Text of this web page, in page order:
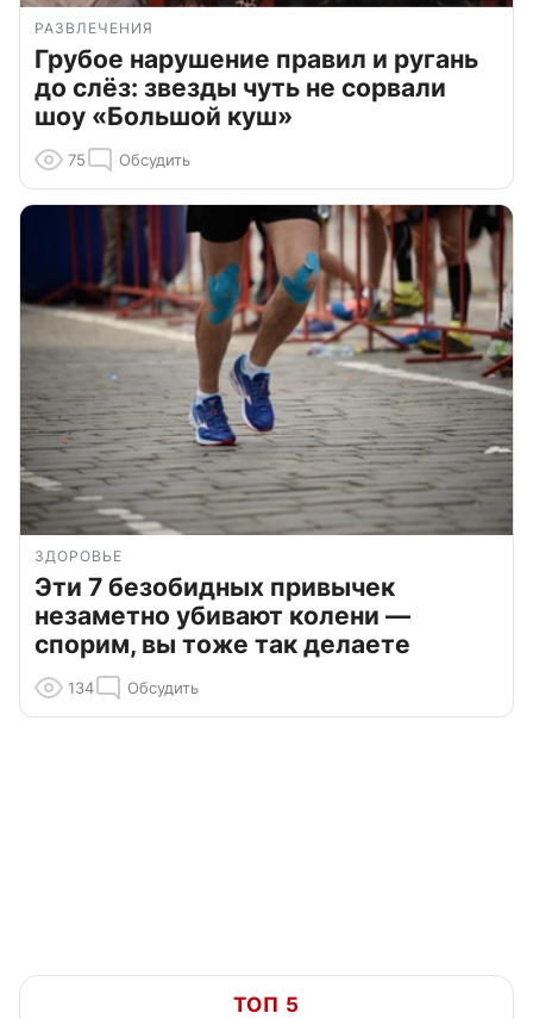
РАЗВЛЕЧЕНИЯ
Грубое нарушение правил и ругань
до слёз: звезды чуть не сорвали
шоу «Большой куш»
75 Обсудить
ЗДОРОВЬЕ
Эти 7 безобидных привычек
незаметно убивают колени —
спорим, вы тоже так делаете
134 Обсудить
ТОП 5